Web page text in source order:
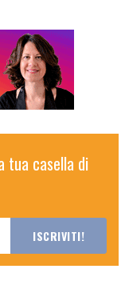
tua casella di